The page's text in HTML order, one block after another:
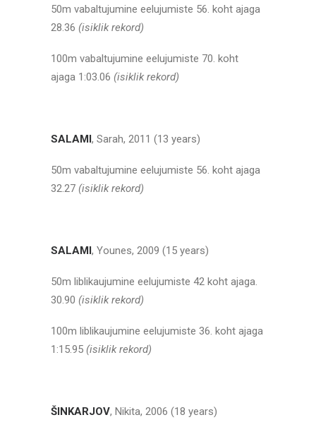
50m vabaltujumine eelujumiste 56. koht ajaga
28.36 (isiklik rekord)
100m vabaltujumine eelujumiste 70. koht
ajaga 1:03.06 (isiklik rekord)
SALAMI, Sarah, 2011 (13 years)
50m vabaltujumine eelujumiste 56. koht ajaga
32.27 (isiklik rekord)
SALAMI, Younes, 2009 (15 years)
50m liblikaujumine eelujumiste 42 koht ajaga.
30.90 (isiklik rekord)
100m liblikaujumine eelujumiste 36. koht ajaga
1:15.95 (isiklik rekord)
ŠINKARJOV, Nikita, 2006 (18 years)